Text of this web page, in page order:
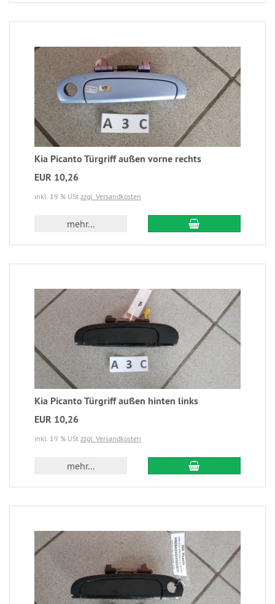
Kia Picanto Türgriff außen vorne rechts
EUR 10,26
inkl. 19 % USt zzgl. Versandkosten
mehr...
Kia Picanto Türgriff außen hinten links
EUR 10,26
inkl. 19 % USt zzgl. Versandkosten
mehr...